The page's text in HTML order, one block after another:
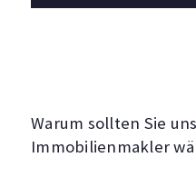
Warum sollten Sie
Immobilienmakler